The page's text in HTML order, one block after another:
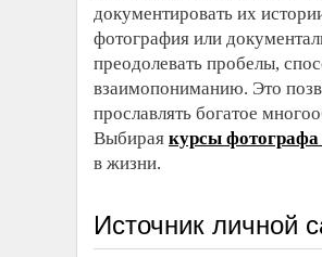
документировать их
фотография или
преодолевать пробелы,
взаимопониманию. Это
прославлять богатое
Выбирая курсы фотографа
в жизни.
Источник личной